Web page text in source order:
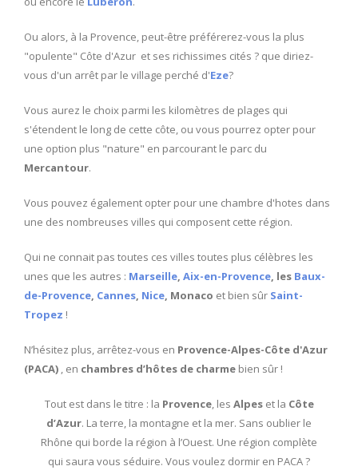
Ou alors, à la Provence, peut-être préférerez-vous la plus
"opulente" Côte d'Azur et ses richissimes cités ? que diriez-
vous d'un arrêt par le village perché d'Eze?
Vous aurez le choix parmi les kilomètres de plages qui
s'étendent le long de cette côte, ou vous pourrez opter pour
une option plus "nature" en parcourant le parc du
Mercantour.
Vous pouvez également opter pour une chambre d'hotes dans
une des nombreuses villes qui composent cette région.
Qui ne connait pas toutes ces villes toutes plus célèbres les
unes que les autres : Marseille, Aix-en-Provence, les Baux-
de-Provence, Cannes, Nice, Monaco et bien sûr Saint-
Tropez !
N’hésitez plus, arrêtez-vous en Provence-Alpes-Côte d'Azur
(PACA) , en chambres d’hôtes de charme bien sûr !
Tout est dans le titre : la Provence, les Alpeset la Côte
d’Azur. La terre, la montagne et la mer. Sans oublier le
Rhône qui borde la région à l’Ouest. Une région complète
qui saura vous séduire. Vous voulez dormir en PACA ?